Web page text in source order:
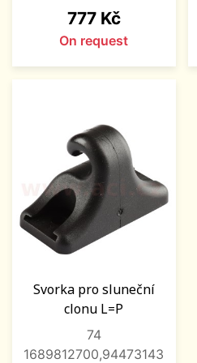
Price
777 Kč
On request
Svorka pro sluneční
clonu L=P
74
1689812700,94473143